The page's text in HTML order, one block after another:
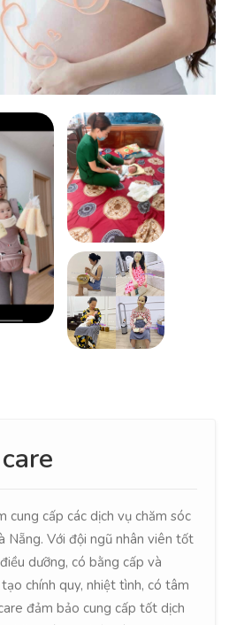
cung cấp các dịch vụ chăm sóc
Nẵng. Với đội ngũ nhân viên tốt
dưỡng, có bằng cấp và
chính quy, nhiệt tình, có tâm
đảm bảo cung cấp tốt dịch